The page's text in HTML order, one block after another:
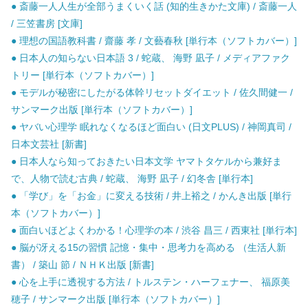
● 斎藤一人人生が全部うまくいく話 (知的生きかた文庫) / 斎藤一人
/ 三笠書房 [文庫]
● 理想の国語教科書 / 齋藤 孝 / 文藝春秋 [単行本（ソフトカバー）]
● 日本人の知らない日本語 3 / 蛇蔵、 海野 凪子 / メディアファク
トリー [単行本（ソフトカバー）]
● モデルが秘密にしたがる体幹リセットダイエット / 佐久間健一 /
サンマーク出版 [単行本（ソフトカバー）]
● ヤバい心理学 眠れなくなるほど面白い (日文PLUS) / 神岡真司 /
日本文芸社 [新書]
● 日本人なら知っておきたい日本文学 ヤマトタケルから兼好ま
で、人物で読む古典 / 蛇蔵、 海野 凪子 / 幻冬舎 [単行本]
● 「学び」を「お金」に変える技術 / 井上裕之 / かんき出版 [単行
本（ソフトカバー）]
● 面白いほどよくわかる！心理学の本 / 渋谷 昌三 / 西東社 [単行本]
● 脳が冴える15の習慣 記憶・集中・思考力を高める （生活人新
書） / 築山 節 / ＮＨＫ出版 [新書]
● 心を上手に透視する方法 / トルステン・ハーフェナー、 福原美
穂子 / サンマーク出版 [単行本（ソフトカバー）]